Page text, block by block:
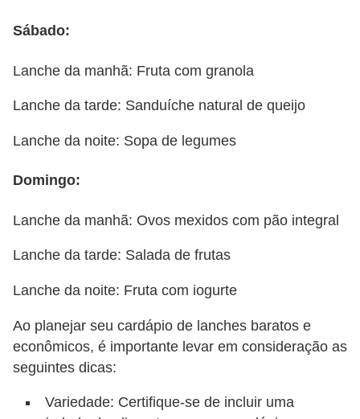
Sábado:
Lanche da manhã: Fruta com granola
Lanche da tarde: Sanduíche natural de queijo
Lanche da noite: Sopa de legumes
Domingo:
Lanche da manhã: Ovos mexidos com pão integral
Lanche da tarde: Salada de frutas
Lanche da noite: Fruta com iogurte
Ao planejar seu cardápio de lanches baratos e
econômicos, é importante levar em consideração as
seguintes dicas:
Variedade: Certifique-se de incluir uma